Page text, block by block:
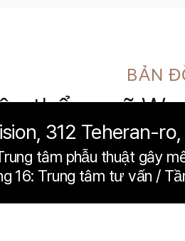
BẢN
thẩm mỹ
312 Teheran-
tâm phẫu thuật gây
16: Trung tâm tư vấn /